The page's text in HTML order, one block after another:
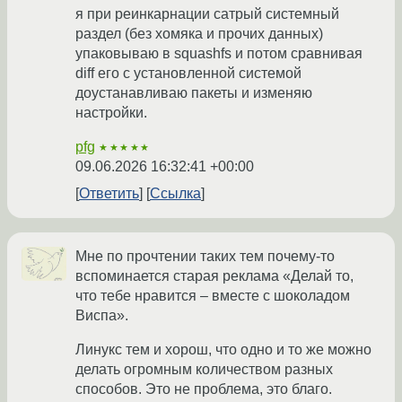
я при реинкарнации сатрый системный
раздел (без хомяка и прочих данных)
упаковываю в squashfs и потом сравнивая
diff его с установленной системой
доустанавливаю пакеты и изменяю
настройки.
pfg ★★★★★
09.06.2026 16:32:41 +00:00
Ответить
Ссылка
Мне по прочтении таких тем почему-то
вспоминается старая реклама «Делай то,
что тебе нравится – вместе с шоколадом
Виспа».
Линукс тем и хорош, что одно и то же можно
делать огромным количеством разных
способов. Это не проблема, это благо.